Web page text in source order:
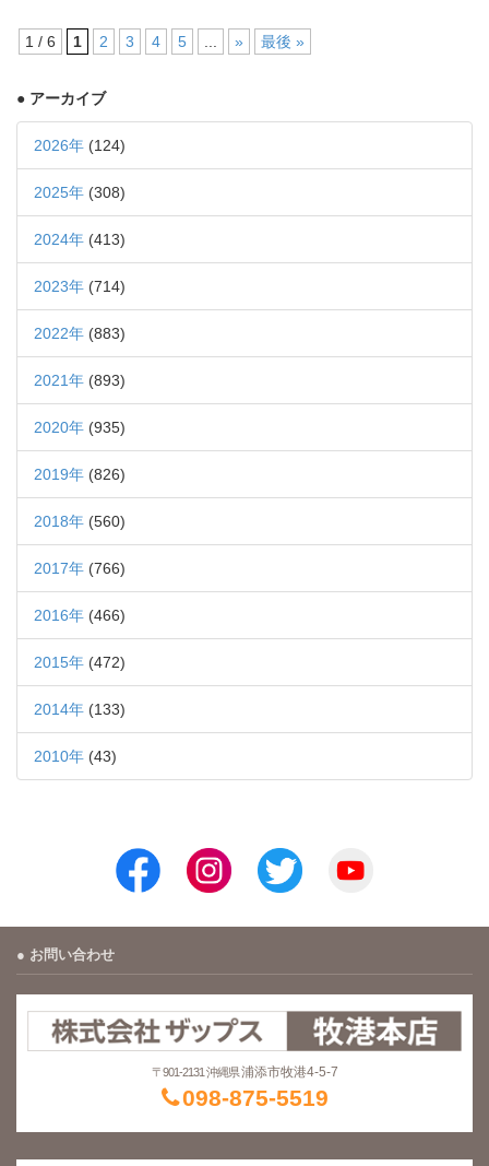
1 / 6 1 2 3 4 5 » 最後 »
● アーカイブ
2026年 (124)
2025年 (308)
2024年 (413)
2023年 (714)
2022年 (883)
2021年 (893)
2020年 (935)
2019年 (826)
2018年 (560)
2017年 (766)
2016年 (466)
2015年 (472)
2014年 (133)
2010年 (43)
お問い合わせ
〒901-2131 沖縄県 浦添市牧港4-5-7
098-875-5519